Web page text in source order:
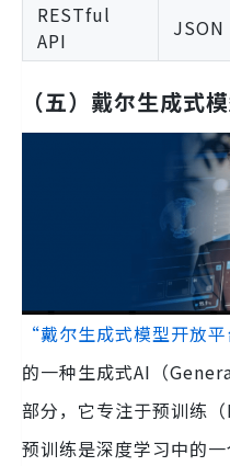
RESTful
API
JSON
（五） 戴尔生成式
“戴尔生成式模型开放
的一种生成式AI（
部分，它专注于预训练
预训练是深度学习中的